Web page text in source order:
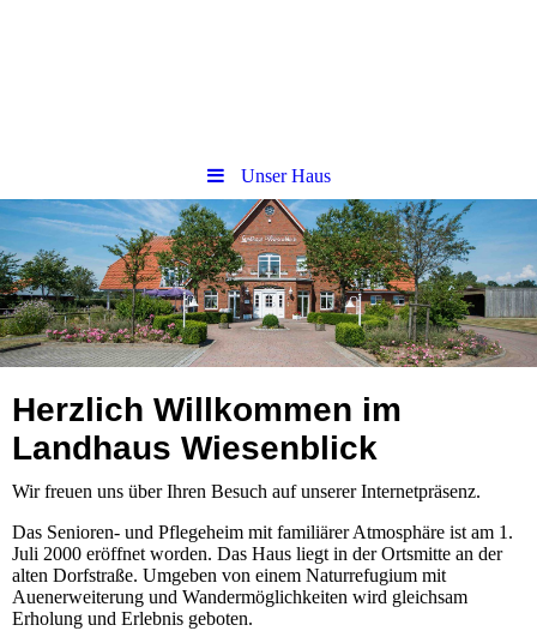
Unser Haus
Herzlich Willkommen im
Landhaus Wiesenblick
Wir freuen uns über Ihren Besuch auf unserer Internetpräsenz.
Das Senioren- und Pflegeheim mit familiärer Atmosphäre ist am 1.
Juli 2000 eröffnet worden. Das Haus liegt in der Ortsmitte an der
alten Dorfstraße. Umgeben von einem Naturrefugium mit
Auenerweiterung und Wandermöglichkeiten wird gleichsam
Erholung und Erlebnis geboten.